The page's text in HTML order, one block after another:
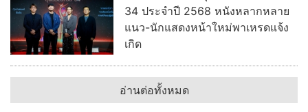
34 ประจำปี 2568 หนังหลากหลาย
แนว-นักแสดงหน้าใหม่พาเหรดแจ้ง
เกิด
อ่านต่อทั้งหมด